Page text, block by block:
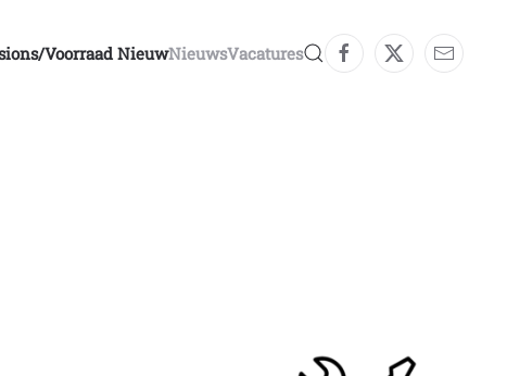
voorraad NieuwNieuwsVacatures